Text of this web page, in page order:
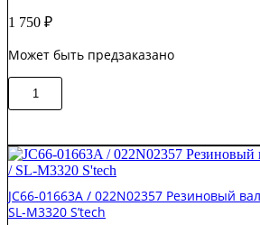
ML-
/3310
1 750 ₽
Может быть предзаказано
Количество
товара
/
022N02358
Вспомогательный
прижимной
вал
JC66-01663A / 022N02357 Резиновый
SL-M3320 S’tech